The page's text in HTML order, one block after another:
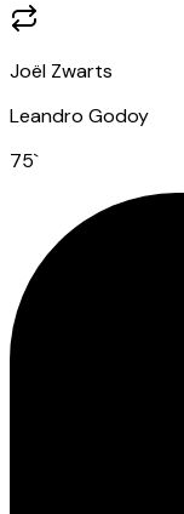
Joël Zwarts
Leandro Godoy
75`